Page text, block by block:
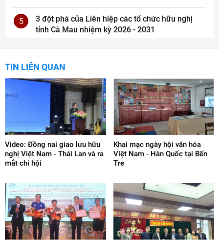
5
3 đột phá của Liên hiệp các tổ chức hữu nghị
tỉnh Cà Mau nhiệm kỳ 2026 - 2031
TIN LIÊN QUAN
Video: Đồng nai giao lưu hữu
nghị Việt Nam - Thái Lan và ra
mắt chi hội
Khai mạc ngày hội văn hóa
Việt Nam - Hàn Quốc tại Bến
Tre